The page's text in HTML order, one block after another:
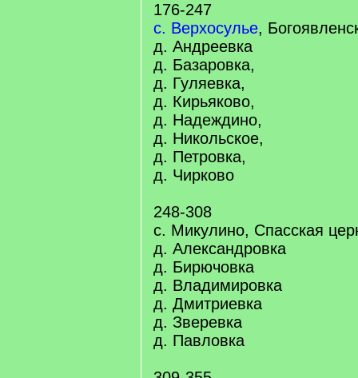
176-247
с. Верхосулье,
д. Андреевка
д. Базаровка,
д. Гуляевка,
д. Кирьяково,
д. Надеждино,
д. Никольское,
д. Петровка,
д. Чирково
248-308
с. Микулино, Спасская
д. Александровка
д. Бирючовка
д. Владимировка
д. Дмитриевка
д. Зверевка
д. Павловка